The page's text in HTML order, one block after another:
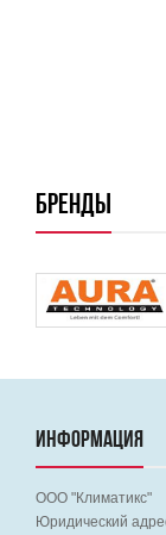
БРЕНДЫ
ИНФОРМАЦИЯ
ООО "Климатикс"
Юридический